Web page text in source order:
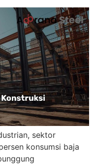
sektor
konsumsi baja